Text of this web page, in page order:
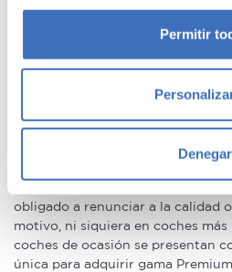
momento desde la Declaración
el Menú de consentimiento.
Recopilar información
geográfica que puede tener
digitales)
Obtenga más información sobre
datos personales y establezca
Permitir
Denegar
Ventajas de comprar
Nuestros clientes compran
obligado a renunciar a la calidad
motivo, ni siquiera en coches más
coches de ocasión se presentan
única para adquirir gama